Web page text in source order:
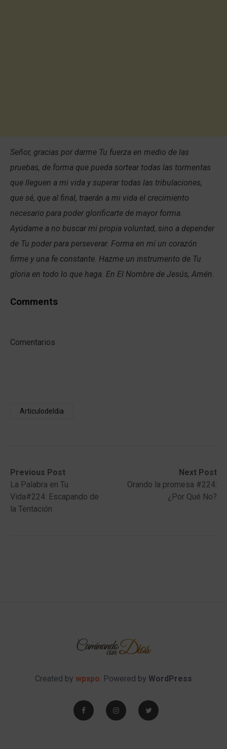
Señor, gracias por darme Tu fuerza en medio de las
pruebas, de forma que pueda sortear todas las tormentas
que lleguen a mi vida y superar todas las tribulaciones,
que sé, que al final, traerán a mi vida el crecimiento
necesario para poder glorificarte de mayor forma.
Ayúdame a no buscar mi propia voluntad, sino a depender
de Tu poder para perseverar. Forma en mí un corazón
firme y una fe constante. Hazme un instrumento de Tu
gloria en todo lo que haga. En El Nombre de Jesús, Amén.
Comments
Comentarios
Articulodeldia
Post
navigation
Previous Post
Previous
post:La Palabra en Tu
Vida#224: Escapando de
la Tentación
Next Post
Next
post:
Orando la promesa #224:
¿Por Qué No?
Created by wpxpo. Powered by WordPress